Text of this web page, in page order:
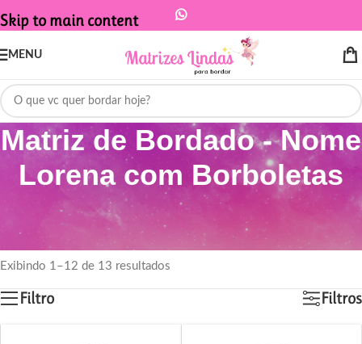
Skip to main content
MENU
Matriz de Bordado - Nome
Lorena com Borboletas
Início
Produtos marcados com a tag “Matriz de Bordado - Nome Lorena
com Borboletas”
Exibindo 1–12 de 13 resultados
Filtro Filtros